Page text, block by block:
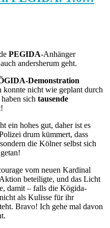
PEGIDA-Anhänger
andersherum geht.
Demonstration
konnte nicht wie geplant durch
sich tausende
ein hohes gut, daher ist es
drum kümmert, dass
die Kölner selbst sich
vom neuen Kardinal
beteiligte, und das Licht
damit – falls die Kögida-
als Kulisse für ihr
Bravo! Ich gehe mal davon